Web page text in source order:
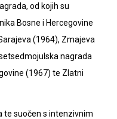
od kojih su
Bosne i Hercegovine
(1964), Zmajeva
nagrada
(1967) te Zlatni
te suočen s intenzivnim